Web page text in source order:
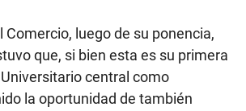
Comercio, luego de su ponencia,
que, si bien esta es su primera
central como
la oportunidad de también